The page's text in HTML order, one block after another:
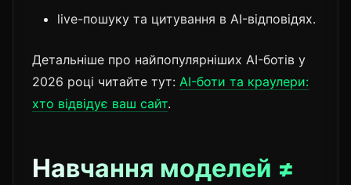
live-пошуку та цитування в AI-відповідях.
Детальніше про найпопулярніших AI-ботів у
2026 році читайте тут: AI-боти та краулери:
хто відвідує ваш сайт.
Навчання моделей ≠